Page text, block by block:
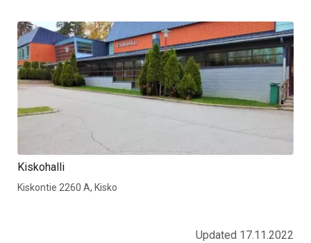
Kiskohalli
Kiskontie 2260 A, Kisko
Updated 17.11.2022